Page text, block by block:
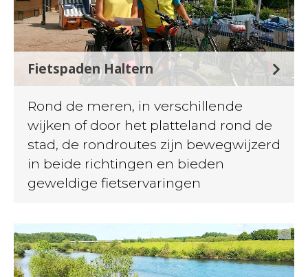
Fietspaden Haltern
Rond de meren, in verschillende
wijken of door het platteland rond de
stad, de rondroutes zijn bewegwijzerd
in beide richtingen en bieden
geweldige fietservaringen
©